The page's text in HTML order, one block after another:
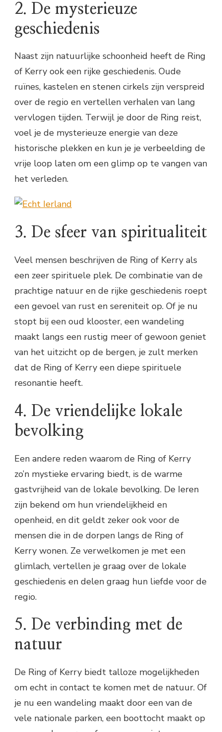
2. De mysterieuze
geschiedenis
Naast zijn natuurlijke schoonheid heeft de Ring
of Kerry ook een rijke geschiedenis. Oude
ruïnes, kastelen en stenen cirkels zijn verspreid
over de regio en vertellen verhalen van lang
vervlogen tijden. Terwijl je door de Ring reist,
voel je de mysterieuze energie van deze
historische plekken en kun je je verbeelding de
vrije loop laten om een glimp op te vangen van
het verleden.
3. De sfeer van spiritualiteit
Veel mensen beschrijven de Ring of Kerry als
een zeer spirituele plek. De combinatie van de
prachtige natuur en de rijke geschiedenis roept
een gevoel van rust en sereniteit op. Of je nu
stopt bij een oud klooster, een wandeling
maakt langs een rustig meer of gewoon geniet
van het uitzicht op de bergen, je zult merken
dat de Ring of Kerry een diepe spirituele
resonantie heeft.
4. De vriendelijke lokale
bevolking
Een andere reden waarom de Ring of Kerry
zo’n mystieke ervaring biedt, is de warme
gastvrijheid van de lokale bevolking. De Ieren
zijn bekend om hun vriendelijkheid en
openheid, en dit geldt zeker ook voor de
mensen die in de dorpen langs de Ring of
Kerry wonen. Ze verwelkomen je met een
glimlach, vertellen je graag over de lokale
geschiedenis en delen graag hun liefde voor de
regio.
5. De verbinding met de
natuur
De Ring of Kerry biedt talloze mogelijkheden
om echt in contact te komen met de natuur. Of
je nu een wandeling maakt door een van de
vele nationale parken, een boottocht maakt op